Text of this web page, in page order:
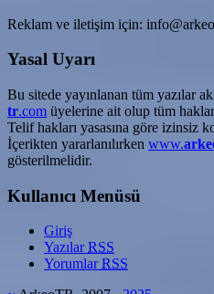
Reklam ve iletişim için:
Yasal Uyarı
Bu sitede yayınlanan tüm yazılar
tr.com üyelerine ait olup tüm
Telif hakları yasasına göre izinsiz
İçerikten yararlanılırken www.
gösterilmelidir.
Kullanıcı Menüsü
Giriş
YazılarRSS
YorumlarRSS